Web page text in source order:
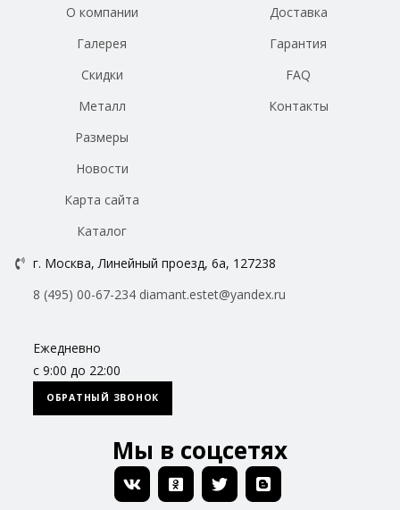
О компании
Галерея
Скидки
Металл
Размеры
Новости
Доставка
Гарантия
FAQ
Контакты
Карта сайта
Каталог
г. Москва, Линейный проезд, 6а, 127238
8 (495) 00-67-234 diamant.estet@yandex.ru
Ежедневно
с 9:00 до 22:00
ОБРАТНЫЙ ЗВОНОК
Мы в соцсетях